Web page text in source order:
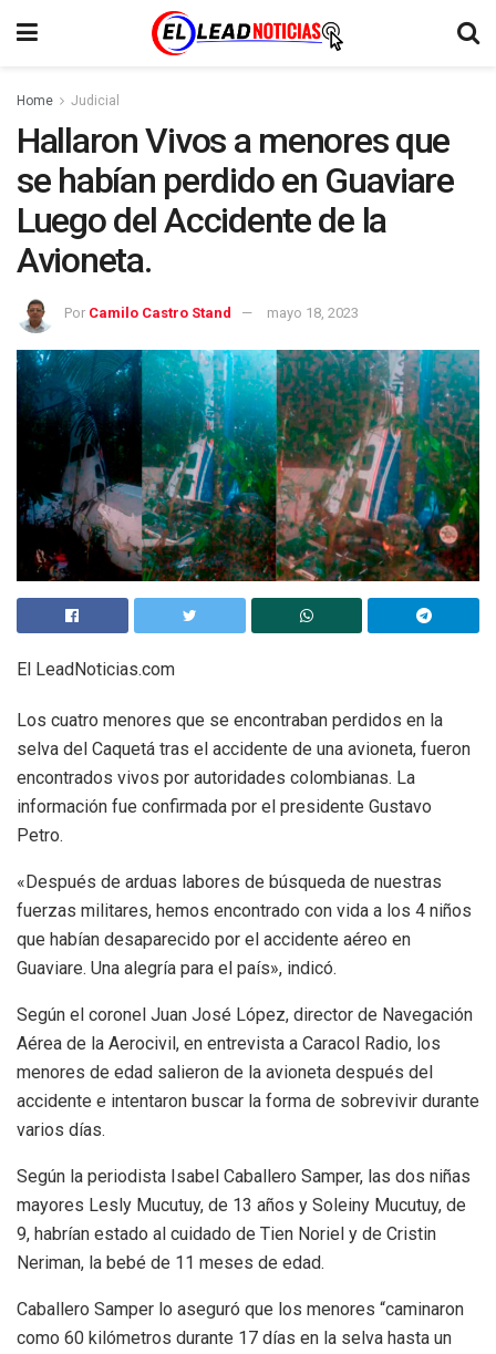
Home Judicial
Hallaron Vivos a menores que
se habían perdido en Guaviare
Luego del Accidente de la
Avioneta.
Por Camilo Castro Stand mayo 18, 2023
El LeadNoticias.com
Los cuatro menores que se encontraban perdidos en la
selva del Caquetá tras el accidente de una avioneta, fueron
encontrados vivos por autoridades colombianas. La
información fue confirmada por el presidente Gustavo
Petro.
«Después de arduas labores de búsqueda de nuestras
fuerzas militares, hemos encontrado con vida a los 4 niños
que habían desaparecido por el accidente aéreo en
Guaviare. Una alegría para el país», indicó.
Según el coronel Juan José López, director de Navegación
Aérea de la Aerocivil, en entrevista a Caracol Radio, los
menores de edad salieron de la avioneta después del
accidente e intentaron buscar la forma de sobrevivir durante
varios días.
Según la periodista Isabel Caballero Samper, las dos niñas
mayores Lesly Mucutuy, de 13 años y Soleiny Mucutuy, de
9, habrían estado al cuidado de Tien Noriel y de Cristin
Neriman, la bebé de 11 meses de edad.
Caballero Samper lo aseguró que los menores “caminaron
como 60 kilómetros durante 17 días en la selva hasta un